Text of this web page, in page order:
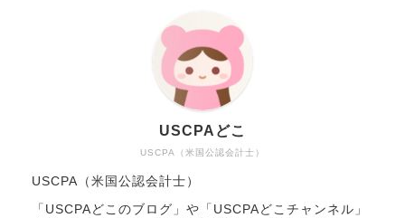
USCPA（米国公認会計士）
USCPAどこ
USCPA（米国公認会計士）
「USCPAどこのブログ」や「USCPAどこチャンネル」